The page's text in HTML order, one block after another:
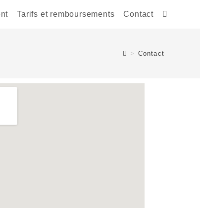
Tarifs et remboursements Contact
> Contact